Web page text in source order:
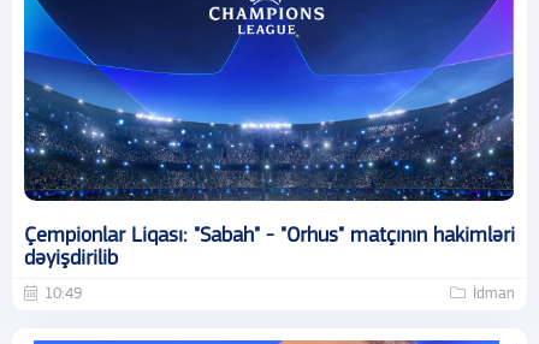
Çempionlar Liqası: "Sabah" - "Orhus" matçının hakimləri
dəyişdirilib
10:49 İdman